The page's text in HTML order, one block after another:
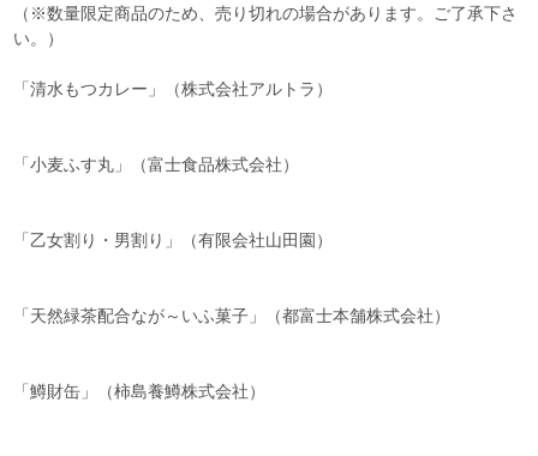
（※数量限定商品のため、売り切れの場合があります。ご了承下さ
い。）
「清水もつカレー」（株式会社アルトラ）
「小麦ふす丸」（富士食品株式会社）
「乙女割り・男割り」（有限会社山田園）
「天然緑茶配合なが～いふ菓子」（都富士本舗株式会社）
「鱒財缶」（柿島養鱒株式会社）